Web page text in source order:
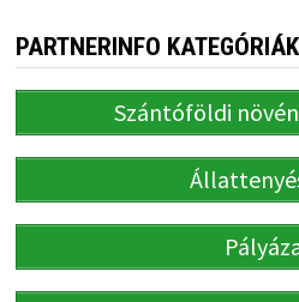
PARTNERINFO KATEGÓRIÁK
Szántóföldi